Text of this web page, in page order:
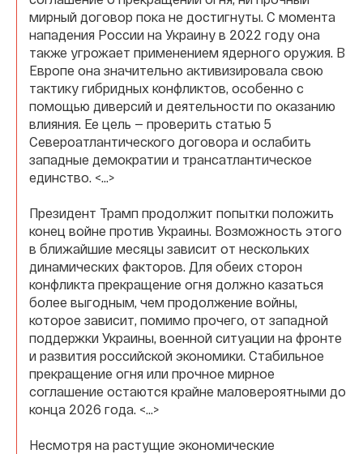
мирный договор пока не достигнуты. С момента
нападения России на Украину в 2022 году она
также угрожает применением ядерного оружия. В
Европе она значительно активизировала свою
тактику гибридных конфликтов, особенно с
помощью диверсий и деятельности по оказанию
влияния. Ее цель — проверить статью 5
Североатлантического договора и ослабить
западные демократии и трансатлантическое
единство. <…>
Президент Трамп продолжит попытки положить
конец войне против Украины. Возможность этого
в ближайшие месяцы зависит от нескольких
динамических факторов. Для обеих сторон
конфликта прекращение огня должно казаться
более выгодным, чем продолжение войны,
которое зависит, помимо прочего, от западной
поддержки Украины, военной ситуации на фронте
и развития российской экономики. Стабильное
прекращение огня или прочное мирное
соглашение остаются крайне маловероятными до
конца 2026 года. <…>
Несмотря на растущие экономические